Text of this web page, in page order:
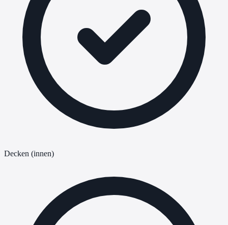
Decken (innen)